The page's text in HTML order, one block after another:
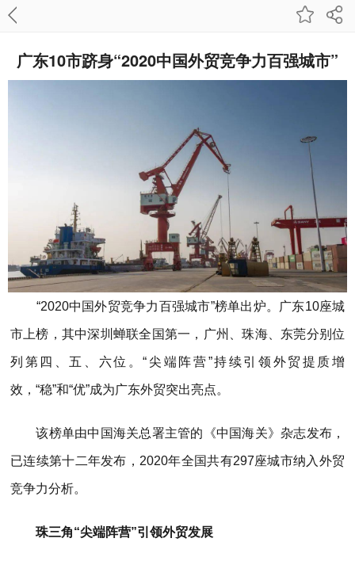
广东10市跻身“2020中国外贸竞争力百强城市”
“2020中国外贸竞争力百强城市”榜单出炉。广东10座城
市上榜，其中深圳蝉联全国第一，广州、珠海、东莞分别位
列第四、五、六位。“尖端阵营”持续引领外贸提质增
效，“稳”和“优”成为广东外贸突出亮点。
该榜单由中国海关总署主管的《中国海关》杂志发布，
已连续第十二年发布，2020年全国共有297座城市纳入外贸
竞争力分析。
珠三角“尖端阵营”引领外贸发展